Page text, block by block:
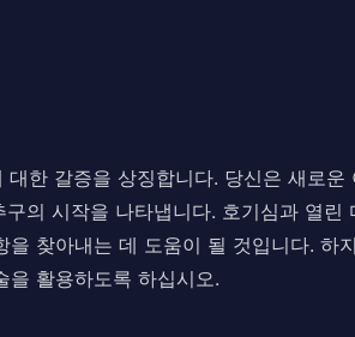
한 갈증을 상징합니다. 당신은 새로
의 시작을 나타냅니다. 호기심과 열린
찾아내는 데 도움이 될 것입니다. 하
을 활용하도록 하십시오.